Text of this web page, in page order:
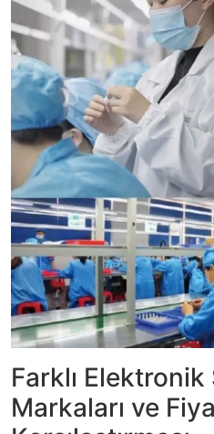
Farklı Elektronik
Markaları ve